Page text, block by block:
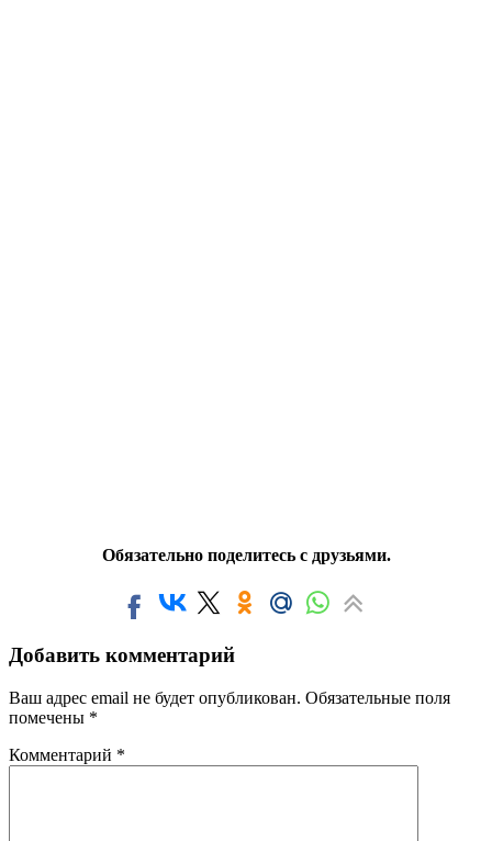
Обязательно поделитесь с друзьями.
Добавить комментарий
Ваш адрес email не будет опубликован. Обязательные поля
помечены *
Комментарий *